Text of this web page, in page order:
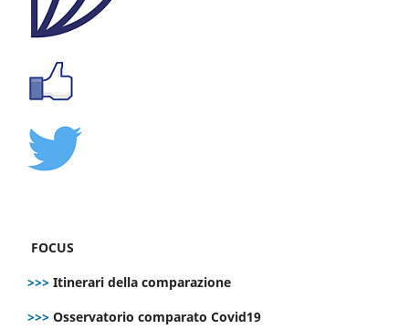
FOCUS
>>> Itinerari della comparazione
>>> Osservatorio comparato Covid19